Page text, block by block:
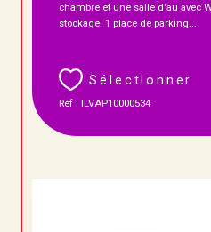
chambre et une salle d'au avec
stockage. 1 place de parking...
Sélectionner
Réf : ILVAP10000534